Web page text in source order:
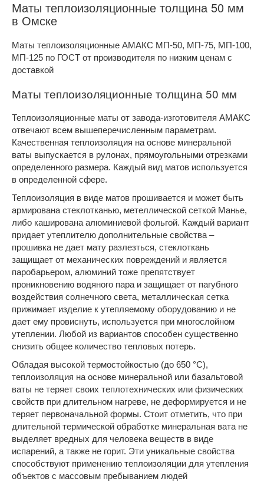
Маты теплоизоляционные толщина 50 мм
в Омске
Маты теплоизоляционные АМАКС МП-50, МП-75, МП-100,
МП-125 по ГОСТ от производителя по низким ценам с
доставкой
Маты теплоизоляционные толщина 50 мм
Теплоизоляционные маты от завода-изготовителя АМАКС
отвечают всем вышеперечисленным параметрам.
Качественная теплоизоляция на основе минеральной
ваты выпускается в рулонах, прямоугольными отрезками
определенного размера. Каждый вид матов используется
в определенной сфере.
Теплоизоляция в виде матов прошивается и может быть
армирована стеклотканью, метеллической сеткой Манье,
либо каширована алюминиевой фольгой. Каждый вариант
придает утеплителю дополнительные свойства –
прошивка не дает мату разлезться, стеклоткань
защищает от механических повреждений и является
паробарьером, алюминий тоже препятствует
проникновению водяного пара и защищает от пагубного
воздействия солнечного света, металлическая сетка
прижимает изделие к утепляемому оборудованию и не
дает ему провиснуть, используется при многослойном
утеплении. Любой из вариантов способен существенно
снизить общее количество тепловых потерь.
Обладая высокой термостойкостью (до 650 °С),
теплоизоляция на основе минеральной или базальтовой
ваты не теряет своих теплотехнических или физических
свойств при длительном нагреве, не деформируется и не
теряет первоначальной формы. Стоит отметить, что при
длительной термической обработке минеральная вата не
выделяет вредных для человека веществ в виде
испарений, а также не горит. Эти уникальные свойства
способствуют применению теплоизоляции для утепления
объектов с массовым пребыванием людей